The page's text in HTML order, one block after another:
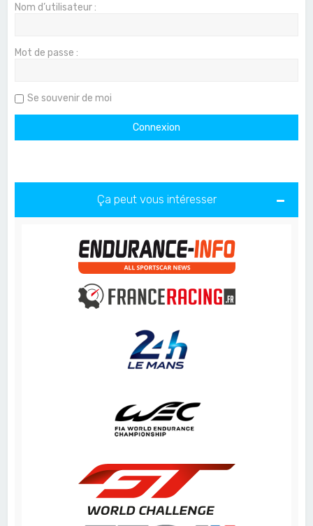
Nom d’utilisateur :
Mot de passe :
Se souvenir de moi
Ça peut vous intéresser